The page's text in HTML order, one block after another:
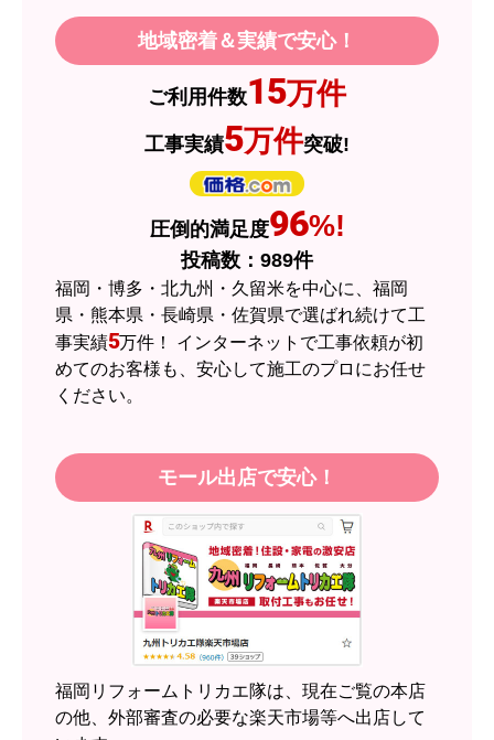
2026年7月3日 19:01
欲しい商品をスムーズに注文できましたか？
ショップからの連絡や対応は適切でしたか？
予定の期日までに商品が届きましたか？
はい
商品の梱包は必要十分なものでしたか？
はい
またこのショップを利用したいですか？
【注文商品】エアコン・クーラー 【注
文時期】2026年05月頃（モバイルから）
【このショップを選んだ理由は？】
近隣のショップでしっかりやってくれそうだった
【注文からどのくらいで届きましたか？】
【その他感想・コメント】
地域密着＆実績で安心！
ご利用件数15万件
工事実績5万件突破!
圧倒的満足度96%!
投稿数： 989件
福岡・博多・北九州・久留米を中心に、福岡
県・熊本県・長崎県・佐賀県で選ばれ続けて工
事実績5万件！ インターネットで工事依頼が初
めてのお客様も、安心して施工のプロにお任せ
ください。
モール出店で安心！
福岡リフォームトリカエ隊は、現在ご覧の本店
の他、外部審査の必要な楽天市場等へ出店して